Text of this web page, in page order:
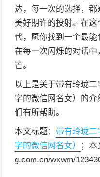
达，每一次的选择，
美好期许的投射。在
代，愿你找到一个最能
在每一次闪烁的对话
芒。
以上是关于带有玲珑
字的微信网名女）的
们有所帮助。
本文标题： 带有玲珑二
字的微信网名女）
；本
g.com.cn/wxwm/